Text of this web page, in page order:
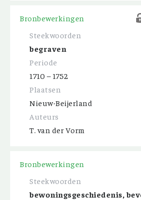
Bronbewerkingen
Steekwoorden
begraven
Periode
1710 – 1752
Plaatsen
Nieuw-Beijerland
Auteurs
T. van der Vorm
Bronbewerkingen
Steekwoorden
bewoningsgeschiedenis,